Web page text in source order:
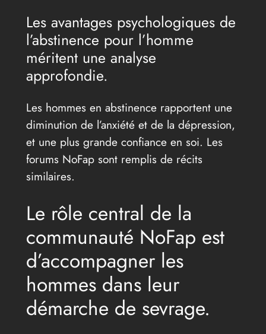
Les avantages psychologiques de
l’abstinence pour l’homme
méritent une analyse
approfondie.
Les hommes en abstinence rapportent une
diminution de l’anxiété et de la dépression,
et une plus grande confiance en soi. Les
forums NoFap sont remplis de récits
similaires.
Le rôle central de la
communauté NoFap est
d’accompagner les
hommes dans leur
démarche de sevrage.